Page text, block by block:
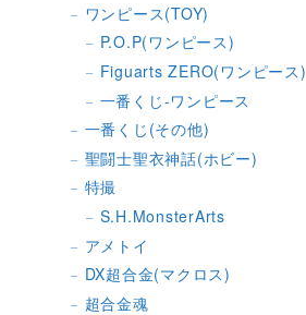
ワンピース(TOY)
P.O.P(ワンピース)
Figuarts ZERO(ワンピース)
一番くじ-ワンピース
一番くじ(その他)
聖闘士聖衣神話(ホビー)
特撮
S.H.MonsterArts
アメトイ
DX超合金(マクロス)
超合金魂